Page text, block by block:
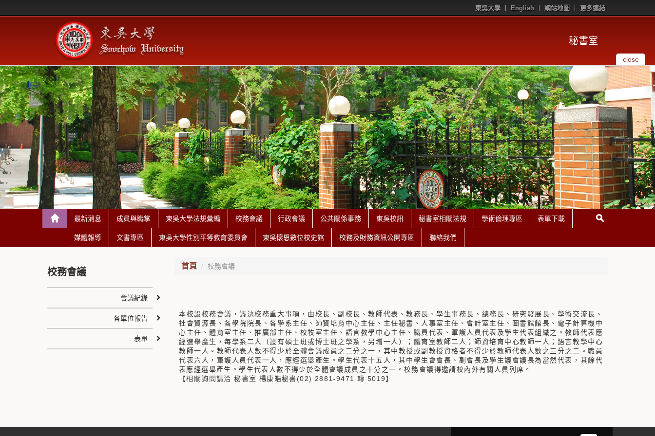
東吳大學 English 網站地圖 更多連結
秘書室
close
最新消息 成員與職掌 東吳大學法規彙編 校務會議 行政會議 公共關係事務 東吳校訊 秘書室相關法規 學術倫理專區 表單下載
媒體報導 文書專區 東吳大學性別平等教育委員會 東吳懷恩數位校史館 校務及財務資訊公開專區 聯絡我們
首頁 校務會議
本校設校務會議，議決校務重大事項，由校長、副校長、教師代表、教務長、學生事務長、總務長、研究發展長、學術交流長、
社會資源長、各學院院長、各學系主任、師資培育中心主任、主任秘書、人事室主任、會計室主任、圖書館館長、電子計算機中
心主任、體育室主任、推廣部主任、校牧室主任、語言教學中心主任、職員代表、軍護人員代表及學生代表組織之。教師代表應
經選舉產生，每學系二人（設有碩士班或博士班之學系，另增一人）；體育室教師二人；師資培育中心教師一人；語言教學中心
教師一人。 教師代表人數不得少於全體會議成員之二分之一，其中教授或副教授資格者不得少於教師代表人數之三分之二。職員
代表六人，軍護人員代表一人，應經選舉產生。學生代表十五人，其中學生會會長、副會長及學生議會議長為當然代表，其餘代
表應經選舉產生。學生代表人數不得少於全體會議成員之十分之一。 校務會議得邀請校內外有關人員列席。
【相關詢問請洽 秘書室 楊康皓秘書(02) 2881-9471 轉 5019】
校務會議
會議紀錄
各單位報告
表單